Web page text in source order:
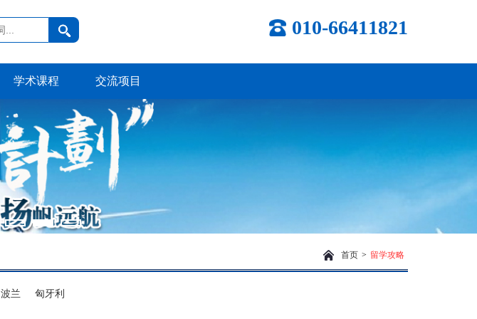
010-66411821
学术课程 交流项目
首页 > 留学攻略
波兰
匈牙利